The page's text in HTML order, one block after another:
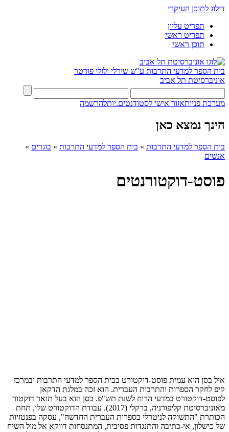
דילוג לתוכן העיקרי
תפריט עליון
תפריט ראשי
תוכן ראשי
בית הספר למדעי התרבות ע"ש שירלי ולזלי פורטר
אוניברסיטת תל אביב
מערכת פניותאזור אישי לסטודנטים.יותלהרשמה
הינך נמצא כאן
בית הספר למדעי התרבות » בית הספר למדעי התרבות » בוגרים »
אנשים
פוסט-דוקטורנטים
איל בסן הוא עמית פוסט-דוקטורט בבית הספר למדעי התרבות ובמרכז
קיפ לחקר הספרות והתרבות העברית. הוא זכה במלגת הדקאן
לפוסט-דוקטורט במדעי הרוח לשנת תש"פ. בסן הוא בעל תואר דוקטור
מאוניברסיטת קליפורניה, ברקלי (2017). עבודת הדוקטורט שלו, תחת
הכותרת "התשוקה לניטרלי בספרות העברית החדשה", עסקה בפנטזיות
של כישלון, אי-כתיבה והתנגדות פסיבית, המתנסחות דווקא אל מול השיח